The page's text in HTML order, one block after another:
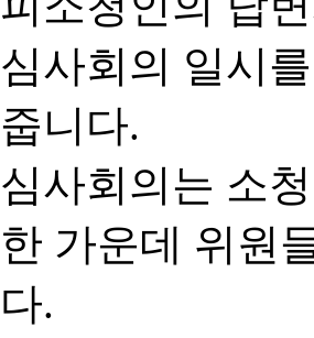
심사회의 일시
줍니다.
심사회의는 소
한 가운데 위원
다.